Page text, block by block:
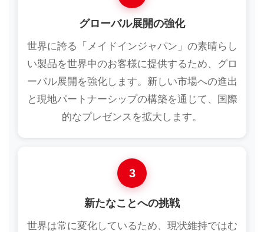
グローバル展開の強化
世界に誇る「メイドインジャパン」の素晴らし
い製品を世界中のお客様に提供するため、グロ
ーバル展開を強化します。新しい市場への進出
と現地パートナーシップの構築を通じて、国際
的なプレゼンスを拡大します。
3
新たなことへの挑戦
世界は常に変化しているため、現状維持ではむ